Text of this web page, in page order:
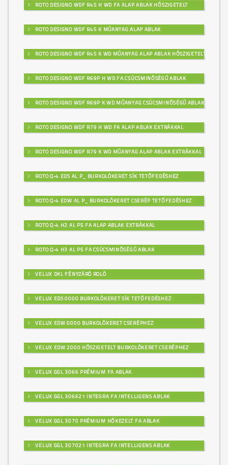
ROTO DESIGNO WDF R45 H WD FA ALAP ABLAK HŐSZIGETELT
ROTO DESIGNO WDF R45 K MŰANYAG ALAP ABLAK
ROTO DESIGNO WDF R45 K WD MŰANYAG ALAP ABLAK HŐSZIGETELT
ROTO DESIGNO WDF R69P H WD FA CSÚCSMINŐSÉGŰ ABLAK
ROTO DESIGNO WDF R69P K WD MŰANYAG CSÚCSMINŐSÉGŰ ABLAK
ROTO DESIGNO WDF R79 H WD FA ALAP ABLAK EXTRÁKKAL
ROTO DESIGNO WDF R79 K WD MŰANYAG ALAP ABLAK EXTRÁKKAL
ROTO Q-4 EDS AL P_ BURKOLÓKERET SÍK TETŐFEDÉSHEZ
ROTO Q-4 EDW AL P_ BURKOLÓKERET CSERÉP TETŐFEDÉSHEZ
ROTO Q-4 H2 AL P5 FA ALAP ABLAK EXTRÁKKAL
ROTO Q-4 H3 AL P5 FA CSÚCSMINŐSÉGŰ ABLAK
VELUX DKL FÉNYZÁRÓ ROLÓ
VELUX EDS 0000 BURKOLÓKERET SÍK TETŐFEDÉSHEZ
VELUX EDW 0000 BURKOLÓKERET CSERÉPHEZ
VELUX EDW 2000 HŐSZIGETELT BURKOLÓKERET CSERÉPHEZ
VELUX GGL 3066 PRÉMIUM FA ABLAK
VELUX GGL 306621 INTEGRA FA INTELLIGENS ABLAK
VELUX GGL 3070 PRÉMIUM HŐKEZELT FA ABLAK
VELUX GGL 307021 INTEGRA FA INTELLIGENS ABLAK